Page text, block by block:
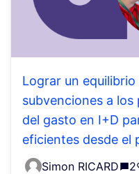
Lograr un
subvenciones a
del gasto en I+D
eficientes desde el
Simon RICARD 2